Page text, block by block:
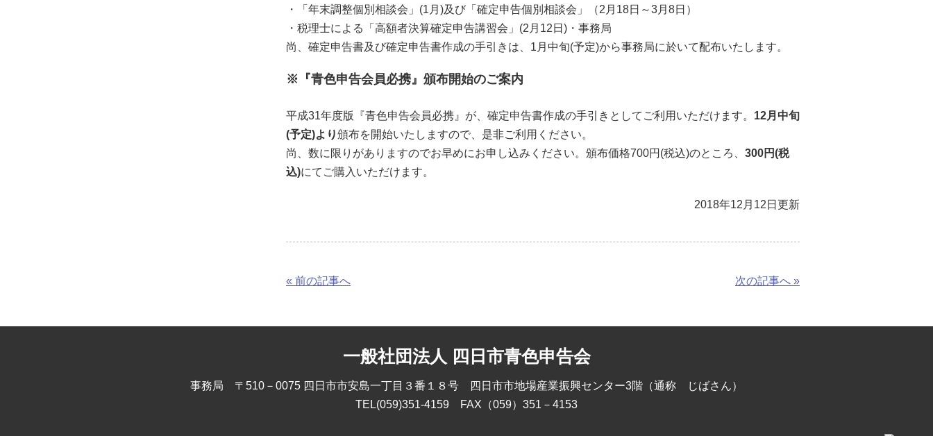
・「年末調整個別相談会」(1月)及び「確定申告個別相談会」（2月18日～3月8日）
・税理士による「高額者決算確定申告講習会」(2月12日)・事務局
尚、確定申告書及び確定申告書作成の手引きは、1月中旬(予定)から事務局に於いて配布いたします。
※『青色申告会員必携』頒布開始のご案内
平成31年度版『青色申告会員必携』が、確定申告書作成の手引きとしてご利用いただけます。 12月中旬
(予定)より頒布を開始いたしますので、是非ご利用ください。
尚、数に限りがありますのでお早めにお申し込みください。頒布価格700円(税込)のところ、 300円(税
込)にてご購入いただけます。
2018年12月12日更新
« 前の記事へ 次の記事へ »
一般社団法人 四日市青色申告会
事務局 〒510－0075 四日市市安島一丁目３番１８号 四日市市地場産業振興センター3階（通称 じばさん）
TEL(059)351-4159 FAX（059）351－4153